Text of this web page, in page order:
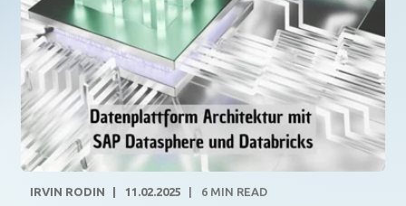
IRVIN RODIN 11.02.2025 6 MIN READ